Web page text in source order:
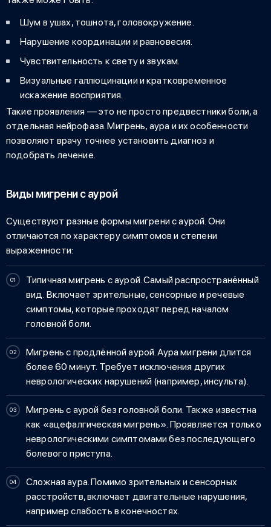
Шум в ушах, тошнота, головокружение.
Нарушение координации и равновесия.
Чувствительность к свету и звукам.
Визуальные галлюцинации и кратковременное
искажение восприятия.
Такие проявления — это не просто предвестники боли, а
отдельная нейрофаза.Мигрень, аура и их особенности
позволяют врачу точнее установить диагноз и
подобрать лечение.
Виды мигрени с аурой
Существуют разные формы мигрени с аурой. Они
отличаются по характеру симптомов и степени
выраженности:
Типичная мигрень с аурой. Самый распространённый
вид. Включает зрительные, сенсорные и речевые
симптомы, которые проходят перед началом
головной боли.
Мигрень с продлённой аурой.Аура мигрени длится
более 60 минут. Требует исключения других
неврологических нарушений (например, инсульта).
Мигрень с аурой без головной боли. Также известна
как «ацефалгическая мигрень». Проявляется только
неврологическими симптомами без последующего
болевого приступа.
Сложная аура. Помимо зрительных и сенсорных
расстройств, включает двигательные нарушения,
например слабость в конечностях.